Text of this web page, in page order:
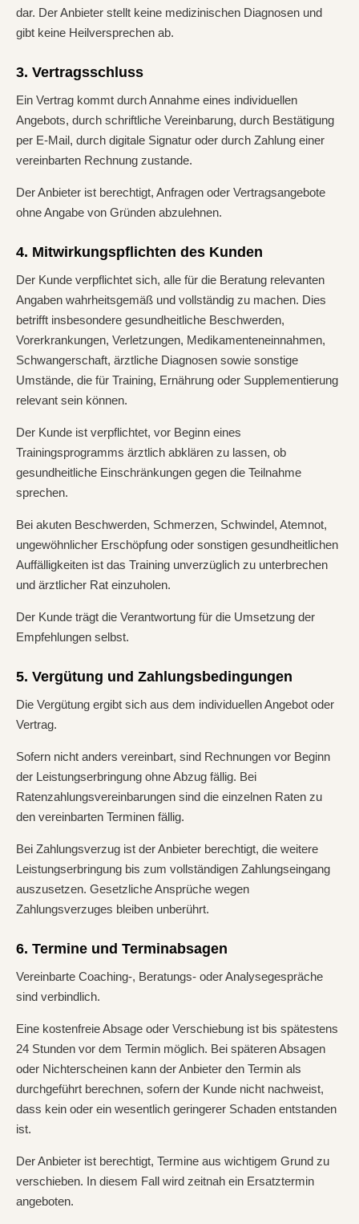
dar. Der Anbieter stellt keine medizinischen Diagnosen und
gibt keine Heilversprechen ab.
3. Vertragsschluss
Ein Vertrag kommt durch Annahme eines individuellen
Angebots, durch schriftliche Vereinbarung, durch Bestätigung
per E-Mail, durch digitale Signatur oder durch Zahlung einer
vereinbarten Rechnung zustande.
Der Anbieter ist berechtigt, Anfragen oder Vertragsangebote
ohne Angabe von Gründen abzulehnen.
4. Mitwirkungspflichten des Kunden
Der Kunde verpflichtet sich, alle für die Beratung relevanten
Angaben wahrheitsgemäß und vollständig zu machen. Dies
betrifft insbesondere gesundheitliche Beschwerden,
Vorerkrankungen, Verletzungen, Medikamenteneinnahmen,
Schwangerschaft, ärztliche Diagnosen sowie sonstige
Umstände, die für Training, Ernährung oder Supplementierung
relevant sein können.
Der Kunde ist verpflichtet, vor Beginn eines
Trainingsprogramms ärztlich abklären zu lassen, ob
gesundheitliche Einschränkungen gegen die Teilnahme
sprechen.
Bei akuten Beschwerden, Schmerzen, Schwindel, Atemnot,
ungewöhnlicher Erschöpfung oder sonstigen gesundheitlichen
Auffälligkeiten ist das Training unverzüglich zu unterbrechen
und ärztlicher Rat einzuholen.
Der Kunde trägt die Verantwortung für die Umsetzung der
Empfehlungen selbst.
5. Vergütung und Zahlungsbedingungen
Die Vergütung ergibt sich aus dem individuellen Angebot oder
Vertrag.
Sofern nicht anders vereinbart, sind Rechnungen vor Beginn
der Leistungserbringung ohne Abzug fällig. Bei
Ratenzahlungsvereinbarungen sind die einzelnen Raten zu
den vereinbarten Terminen fällig.
Bei Zahlungsverzug ist der Anbieter berechtigt, die weitere
Leistungserbringung bis zum vollständigen Zahlungseingang
auszusetzen. Gesetzliche Ansprüche wegen
Zahlungsverzuges bleiben unberührt.
6. Termine und Terminabsagen
Vereinbarte Coaching-, Beratungs- oder Analysegespräche
sind verbindlich.
Eine kostenfreie Absage oder Verschiebung ist bis spätestens
24 Stunden vor dem Termin möglich. Bei späteren Absagen
oder Nichterscheinen kann der Anbieter den Termin als
durchgeführt berechnen, sofern der Kunde nicht nachweist,
dass kein oder ein wesentlich geringerer Schaden entstanden
ist.
Der Anbieter ist berechtigt, Termine aus wichtigem Grund zu
verschieben. In diesem Fall wird zeitnah ein Ersatztermin
angeboten.